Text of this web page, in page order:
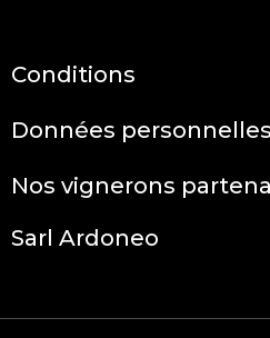
Conditions
Données personnelles
Nos vignerons
Sarl Ardoneo